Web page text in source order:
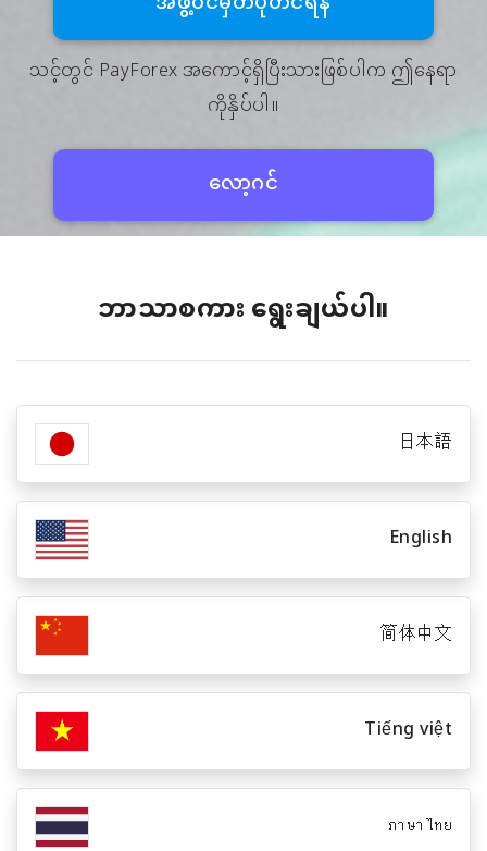
သင့်တွင် PayForex အကောင့်ရှိပြီးသားဖြစ်ပါက ဤနေရာ
ကိုနှိပ်ပါ။
လော့ဂင်
ဘာသာစကား‌ ရွေးချယ်ပါ။
日本語
English
简体中文
Tiếng việt
ภาษาไทย